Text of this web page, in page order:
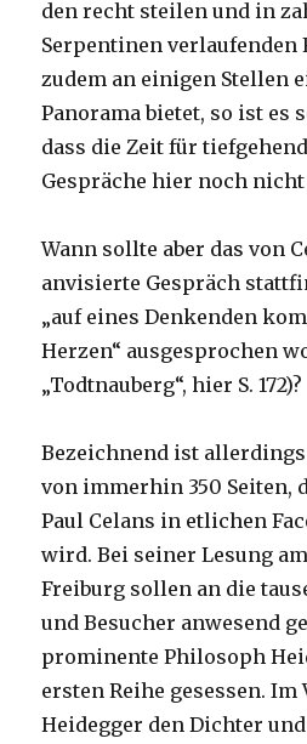
den recht steilen und in
Serpentinen verlaufenden
zudem an einigen Stellen
Panorama bietet, so ist es
dass die Zeit für
Gespräche hier noch
Wann sollte aber das von
anvisierte Gespräch
„auf eines Denkenden
Herzen“ ausgesprochen
„Todtnauberg“, hier S. 172)?
Bezeichnend ist
von immerhin 350 Seiten,
Paul Celans in etlichen
wird. Bei seiner Lesung am
Freiburg sollen an die
und Besucher anwesend
prominente Philosoph
ersten Reihe gesessen. Im
Heidegger den Dichter